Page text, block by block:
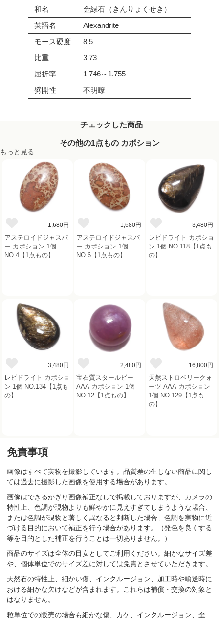
和名
金緑石（きんりょくせき）
英語名
Alexandrite
モース硬度
8.5
比重
3.73
屈折率
1.746～1.755
劈開性
不明瞭
チェックした商品
その他の1点もの カボション
もっと見る
1,680円
アステロイドジャスパ
ー カボション 1個
NO.4【1点もの】
1,680円
アステロイドジャスパ
ー カボション 1個
NO.6【1点もの】
3,480円
レピドライト カボショ
ン 1個 NO.118【1点も
の】
3,480円
レピドライト カボショ
ン 1個 NO.134【1点も
の】
2,480円
宝石質スタールビー
AAA カボション 1個
NO.12【1点もの】
16,800円
天然ストロベリークォ
ーツ AAA カボション
1個 NO.129【1点も
の】
免責事項
画像はすべて実物を撮影しています。品質差の生じない商品に関し
ては過去に撮影した画像を使用する場合があります。
画像はできるかぎり画像補正なしで掲載しておりますが、カメラの
特性上、色調が現物よりも鮮やかに見えすぎてしまうような場合、
または色調が現物と著しく異なると判断した場合、色調を実物に近
づける目的において補正を行う場合があります。（発色を良くする
等を目的とした補正を行うことは一切ありません。）
商品のサイズは全体の目安としてご利用ください。細かなサイズ差
や、個体単位でのサイズ差に対しては免責とさせていただきます。
天然石の特性上、細かい傷、インクルージョン、加工時や輸送時に
おける細かな欠けなどが含まれます。これらは補償・交換の対象と
はなりません。
粒単位での販売の場合も細かな傷、カケ、インクルージョン、歪